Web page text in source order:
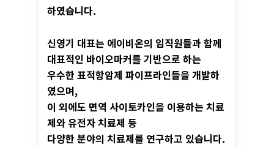
하였습니다.
신영기 대표는 에이비온의 임직원들과 함께
대표적인 바이오마커를 기반으로 하는
우수한 표적항암제 파이프라인들을 개발하
였으며,
이 외에도 면역 사이토카인을 이용하는 치료
제와 유전자 치료제 등
다양한 분야의 치료제를 연구하고 있습니다.